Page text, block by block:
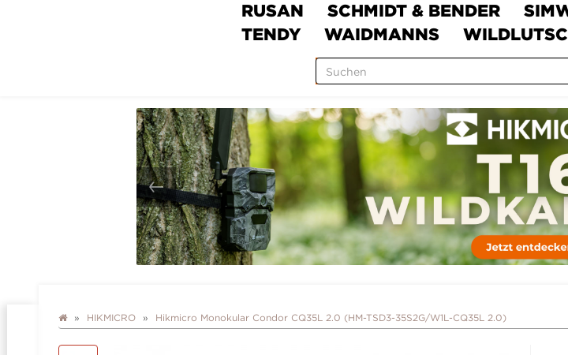
RUSAN
SCHMIDT & BENDER
TENDY
WAIDMANNS
HIKMICRO Hikmicro Monokular Condor CQ35L 2.0 (HM-TSD3-35S2G/W1L-CQ35L 2.0)